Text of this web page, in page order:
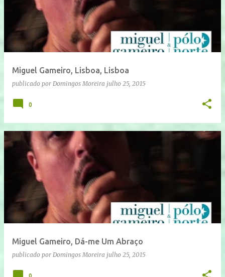
Miguel Gameiro, Lisboa, Lisboa
publicado por Domingos Moreira julho 25, 2015
0
Miguel Gameiro, Dá-me Um Abraço
publicado por Domingos Moreira julho 25, 2015